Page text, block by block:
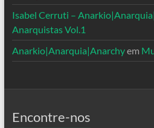
Isabel Cerruti –
Anarquistas Vol.1
Anarkio|Anarquia|Anarchyem
Encontre-nos